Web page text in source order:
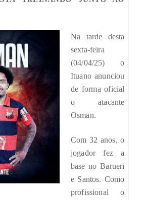
Na tarde desta
sexta-feira
(04/04/25) o
Ituano anunciou
de forma oficial
o atacante
Osman.
Com 32 anos, o
jogador fez a
base no Barueri
e Santos. Como
profissional o